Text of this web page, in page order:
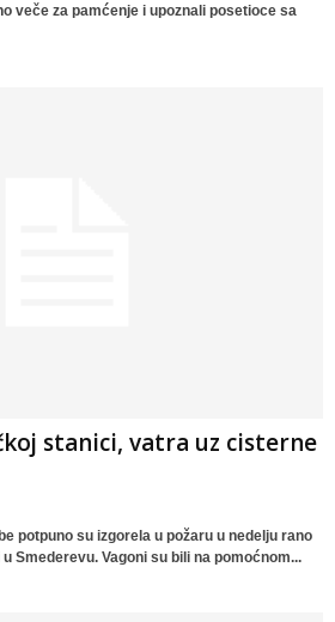
veče za pamćenje i upoznali posetioce sa
stanici, vatra uz cisterne
potpuno su izgorela u požaru u nedelju rano
Smederevu. Vagoni su bili na pomoćnom...